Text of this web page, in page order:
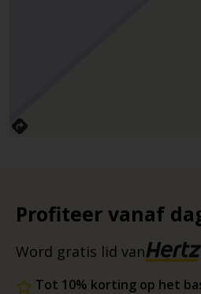
Profiteer vanaf
Word gratis lid van
Tot 10% korting op het